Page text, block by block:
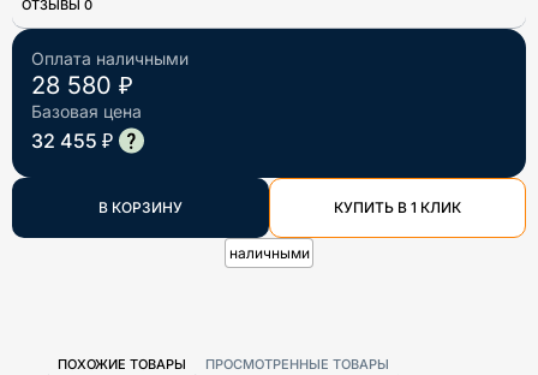
Оплата наличными
28 580 ₽
Базовая цена
32 455 ₽
В КОРЗИНУ КУПИТЬ В 1 КЛИК
наличными
ОТЗЫВЫ 0
ПОХОЖИЕ ТОВАРЫ ПРОСМОТРЕННЫЕ ТОВАРЫ